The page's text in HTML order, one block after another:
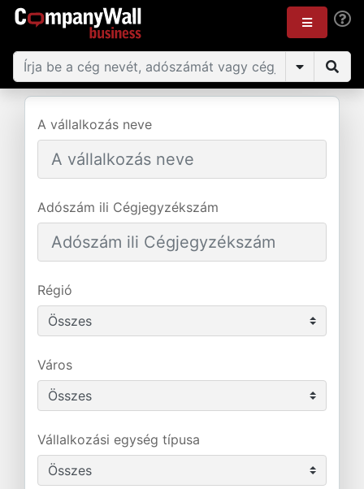
A vállalkozás neve
Adószám ili Cégjegyzékszám
Régió
Város
Vállalkozási egység típusa